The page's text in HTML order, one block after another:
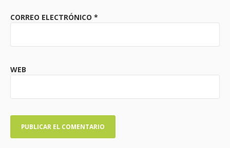
CORREO ELECTRÓNICO *
WEB